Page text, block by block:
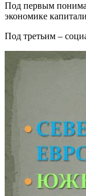
Под первым
экономике
Под третьим –